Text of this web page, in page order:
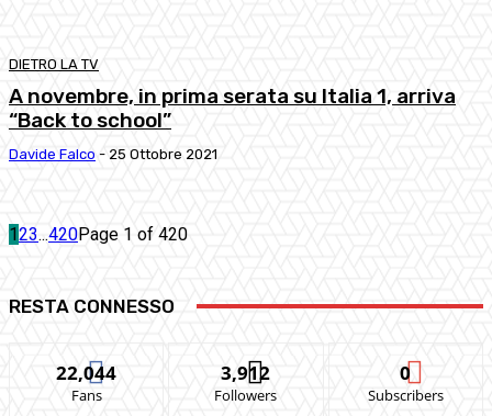
DIETRO LA TV
A novembre, in prima serata su Italia 1, arriva
“Back to school”
Davide Falco - 25 Ottobre 2021
123...420Page 1 of 420
RESTA CONNESSO
22,044
Fans
3,912
Followers
0
Subscribers